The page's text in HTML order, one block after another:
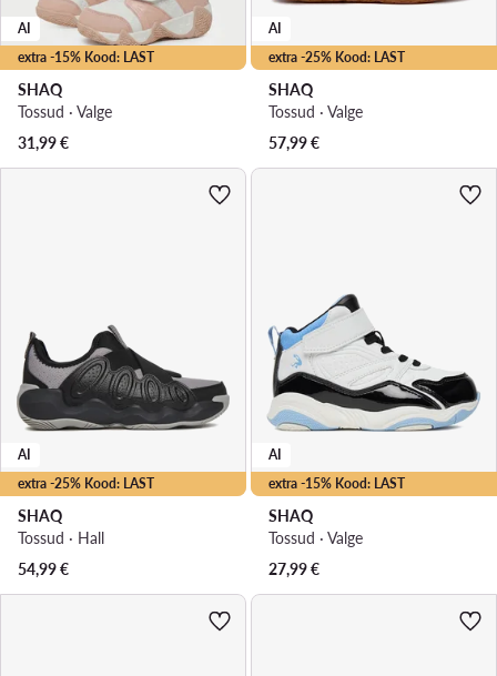
extra -15% Kood: LAST
AI
SHAQ
Tossud · Valge
31,99€
extra -25% Kood: LAST
AI
SHAQ
Tossud · Valge
57,99€
extra -25% Kood: LAST
AI
SHAQ
Tossud · Hall
54,99€
extra -15% Kood: LAST
AI
SHAQ
Tossud · Valge
27,99€